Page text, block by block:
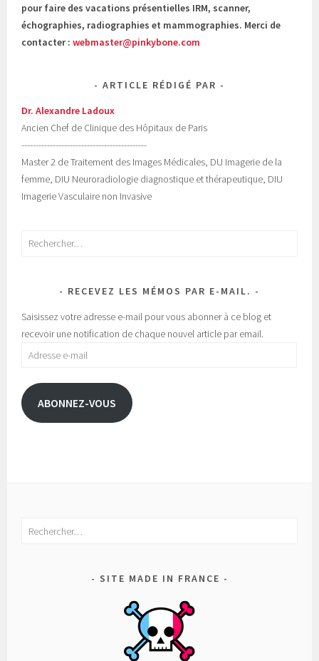
pour faire des vacations présentielles IRM, scanner,
échographies, radiographies et mammographies. Merci de
contacter :webmaster@pinkybone.com
ARTICLE RÉDIGÉ PAR
Dr. Alexandre Ladoux
Ancien Chef de Clinique des Hôpitaux de Paris
--------------------------------------------
Master 2 de Traitement des Images Médicales, DU Imagerie de la
femme, DIU Neuroradiologie diagnostique et thérapeutique, DIU
Imagerie Vasculaire non Invasive
Rechercher :
RECEVEZ LES MÉMOS PAR E-MAIL.
Saisissez votre adresse e-mail pour vous abonner à ce blog et
recevoir une notification de chaque nouvel article par email.
Adresse
mail
ABONNEZ-VOUS
Rechercher :
SITE MADE IN FRANCE